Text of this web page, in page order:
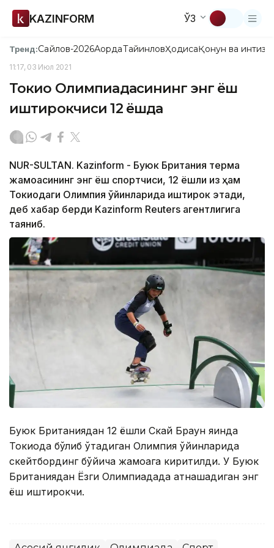
KAZINFORM ЎЗ
Тренд:Сайлов-2026АқордаТайинловҲодисаҚонун ва
11:17, 03 Июл 2021
Токио Олимпиадасининг энг ёш
иштирокчиси 12 ёшда
NUR-SULTAN. Kazinform - Буюк Британия терма
жамоасининг энг ёш спортчиси, 12 ёшли қиз ҳам
Токиодаги Олимпия ўйинларида иштирок этади,
деб хабар берди Kazinform Reuters агентлигига
таяниб.
Буюк Британиядан 12 ёшли Скай Браун яқинда
Токиода бўлиб ўтадиган Олимпия ўйинларида
скейтбординг бўйича жамоага киритилди. У Буюк
Британиядан Ёзги Олимпиадада қатнашадиган энг
ёш иштирокчи.